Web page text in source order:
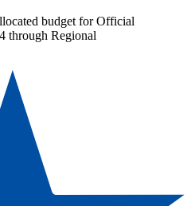
budget for Official
through Regional